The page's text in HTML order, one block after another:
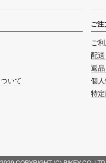
いて
ご注
ご
配
返
個
特